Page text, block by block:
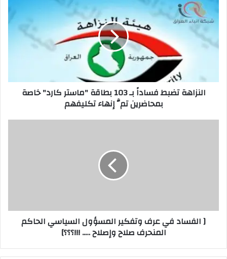
تضبط
فساداً
103
بطاقة
خاصة
بمحاضرين
النزاهة تضبط فساداً بـ 103 بطاقة "ماستر كارد" خاصة
بمحاضرين تمَّ إنهاء تكليفهم
المنحرف
[ الفساد في عرف وتفكير المسؤول السياسي الحاكم
المنحرف صلاح وإصلاح ….. !!!؟؟؟]